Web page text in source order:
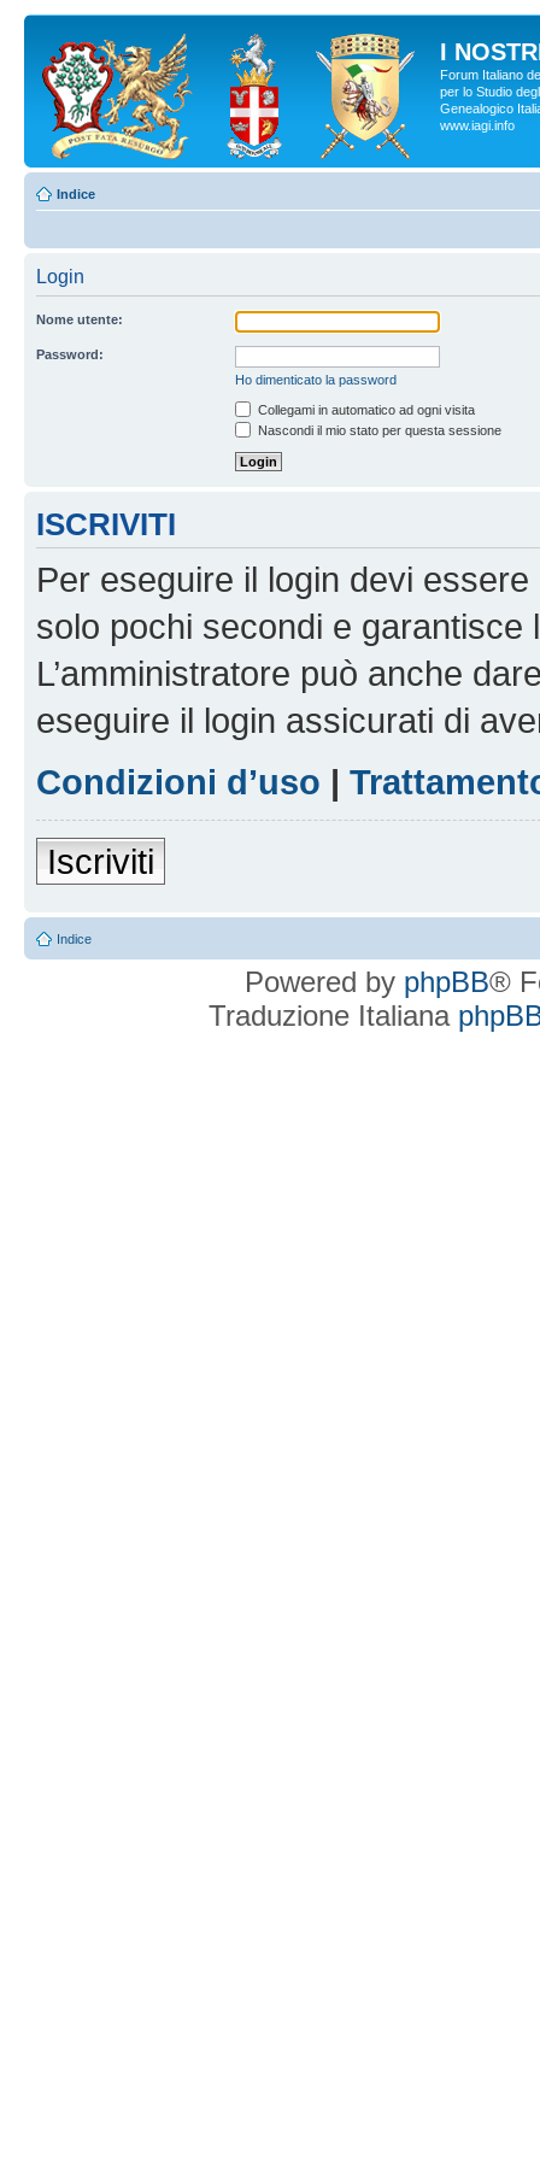
I
Forum Italiano
per lo Studio
Genealogico
www.iagi.info
Indice
Login
Nome utente:
Password:
Ho dimenticato la password
Collegami in automatico ad ogni visita
Nascondi il mio stato per questa sessione
ISCRIVITI
Per eseguire il login devi
solo pochi secondi e garantisce
L’amministratore può anche
eseguire il login assicurati di
Condizioni d’uso |
Iscriviti
Indice
Powered by phpBB®
Traduzione Italiana